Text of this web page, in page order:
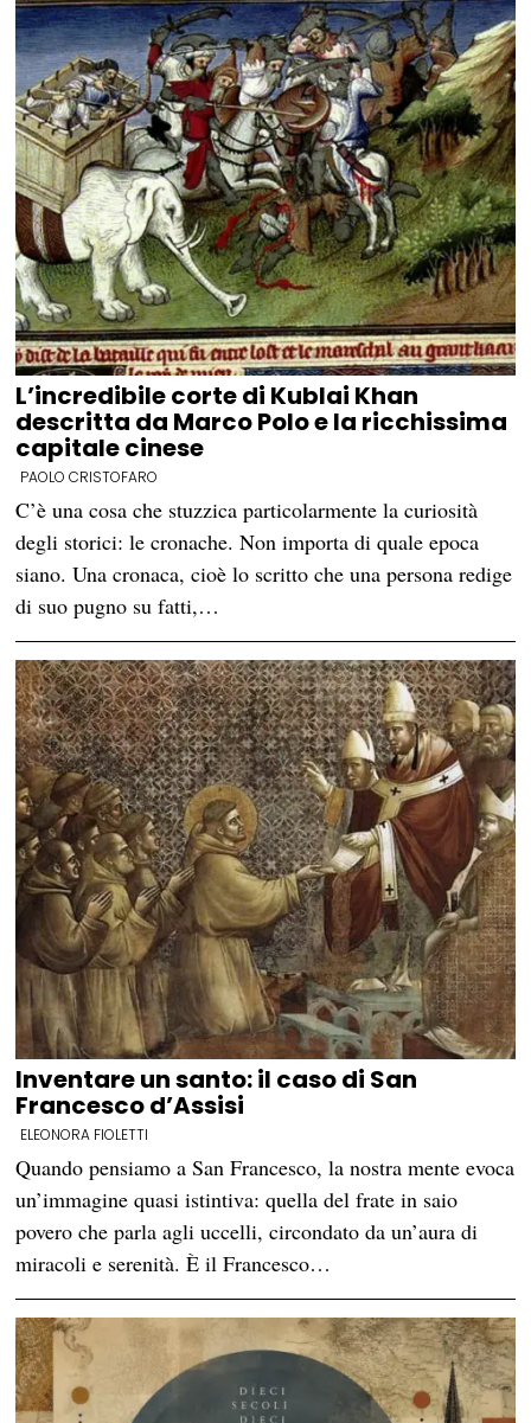
L’incredibile corte di Kublai Khan
descritta da Marco Polo e la ricchissima
capitale cinese
PAOLO CRISTOFARO
C’è una cosa che stuzzica particolarmente la curiosità
degli storici: le cronache. Non importa di quale epoca
siano. Una cronaca, cioè lo scritto che una persona redige
di suo pugno su fatti,…
Inventare un santo: il caso di San
Francesco d’Assisi
ELEONORA FIOLETTI
Quando pensiamo a San Francesco, la nostra mente evoca
un’immagine quasi istintiva: quella del frate in saio
povero che parla agli uccelli, circondato da un’aura di
miracoli e serenità. È il Francesco…